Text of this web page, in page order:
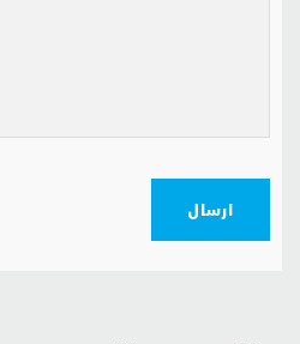
ارسال